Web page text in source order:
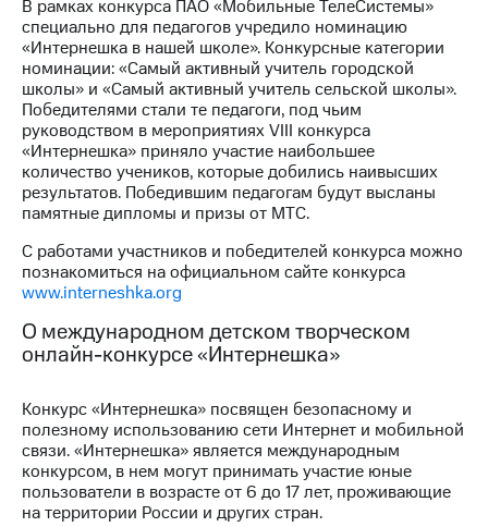
облигаций
Другое
Регистратор
Реквизиты
Контакты
развитие
деловая этика
На главную
В рамках конкурса ПАО «Мобильные ТелеСистемы»
специально для педагогов учредило номинацию
«Интернешка в нашей школе». Конкурсные категории
номинации: «Самый активный учитель городской
школы» и «Самый активный учитель сельской школы».
Победителями стали те педагоги, под чьим
руководством в мероприятиях VIII конкурса
«Интернешка» приняло участие наибольшее
количество учеников, которые добились наивысших
результатов. Победившим педагогам будут высланы
памятные дипломы и призы от МТС.
С работами участников и победителей конкурса можно
познакомиться на официальном сайте конкурса
www.interneshka.org
О международном детском творческом
онлайн-конкурсе «Интернешка»
Конкурс «Интернешка» посвящен безопасному и
полезному использованию сети Интернет и мобильной
связи. «Интернешка» является международным
конкурсом, в нем могут принимать участие юные
пользователи в возрасте от 6 до 17 лет, проживающие
на территории России и других стран.